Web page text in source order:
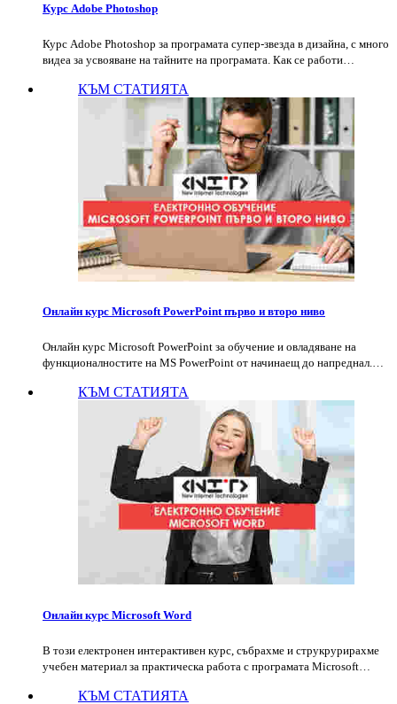
Курс Adobe Photoshop
Курс Adobe Photoshop за програмата супер-звезда в дизайна, с много
видеа за усвояване на тайните на програмата. Как се работи…
КЪМ СТАТИЯТА
Онлайн курс Microsoft PowerPoint първо и второ ниво
Онлайн курс Microsoft PowerPoint за обучение и овладяване на
функционалностите на MS PowerPoint от начинаещ до напреднал.…
КЪМ СТАТИЯТА
Онлайн курс Microsoft Word
В този електронен интерактивен курс, събрахме и струкрурирахме
учебен материал за практическа работа с програмата Microsoft…
КЪМ СТАТИЯТА